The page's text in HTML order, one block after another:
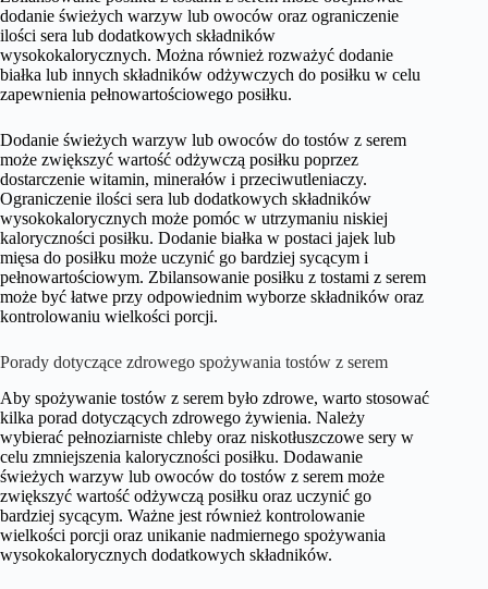
dodanie świeżych warzyw lub owoców oraz ograniczenie
ilości sera lub dodatkowych składników
wysokokalorycznych. Można również rozważyć dodanie
białka lub innych składników odżywczych do posiłku w celu
zapewnienia pełnowartościowego posiłku.
Dodanie świeżych warzyw lub owoców do tostów z serem
może zwiększyć wartość odżywczą posiłku poprzez
dostarczenie witamin, minerałów i przeciwutleniaczy.
Ograniczenie ilości sera lub dodatkowych składników
wysokokalorycznych może pomóc w utrzymaniu niskiej
kaloryczności posiłku. Dodanie białka w postaci jajek lub
mięsa do posiłku może uczynić go bardziej sycącym i
pełnowartościowym. Zbilansowanie posiłku z tostami z serem
może być łatwe przy odpowiednim wyborze składników oraz
kontrolowaniu wielkości porcji.
Porady dotyczące zdrowego spożywania tostów z serem
Aby spożywanie tostów z serem było zdrowe, warto stosować
kilka porad dotyczących zdrowego żywienia. Należy
wybierać pełnoziarniste chleby oraz niskotłuszczowe sery w
celu zmniejszenia kaloryczności posiłku. Dodawanie
świeżych warzyw lub owoców do tostów z serem może
zwiększyć wartość odżywczą posiłku oraz uczynić go
bardziej sycącym. Ważne jest również kontrolowanie
wielkości porcji oraz unikanie nadmiernego spożywania
wysokokalorycznych dodatkowych składników.